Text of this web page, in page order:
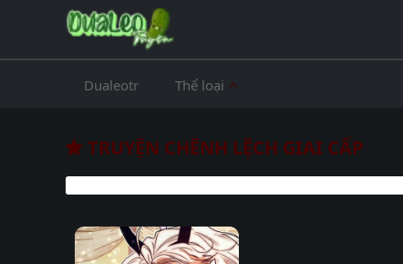
Dualeotr Thể loại
TRUYỆN CHÊNH LỆCH GIAI CẤP